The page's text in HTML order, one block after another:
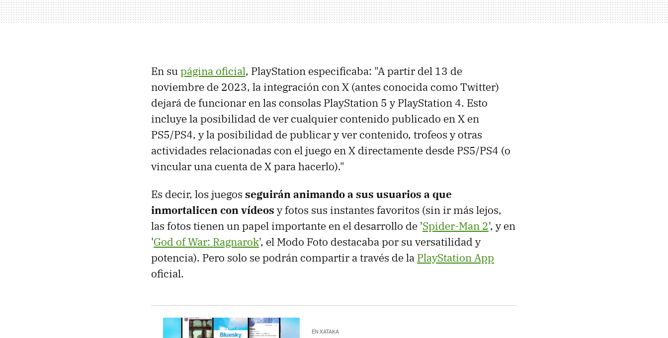
En supágina oficial, PlayStation especificaba: "A partir del 13 de
noviembre de 2023, la integración con X (antes conocida como Twitter)
dejará de funcionar en las consolas PlayStation 5 y PlayStation 4. Esto
incluye la posibilidad de ver cualquier contenido publicado en X en
PS5/PS4, y la posibilidad de publicar y ver contenido, trofeos y otras
actividades relacionadas con el juego en X directamente desde PS5/PS4 (o
vincular una cuenta de X para hacerlo)."
Es decir, los juegos seguirán animando a sus usuarios a que
inmortalicen con vídeos y fotos sus instantes favoritos (sin ir más lejos,
las fotos tienen un papel importante en el desarrollo de 'Spider-Man 2', y en
'God of War: Ragnarok', el Modo Foto destacaba por su versatilidad y
potencia). Pero solo se podrán compartir a través de la PlayStation App
oficial.
EN XATAKA